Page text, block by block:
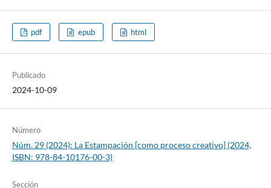
pdf epub html
Publicado
2024-10-09
Número
Núm. 29 (2024): La Estampación [como proceso creativo] (2024,
ISBN: 978-84-10176-00-3)
Sección